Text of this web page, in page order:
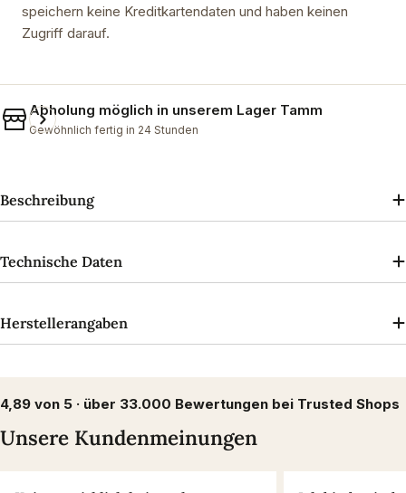
speichern keine Kreditkartendaten und haben keinen
Zugriff darauf.
Abholung möglich in unserem Lager Tamm
Gewöhnlich fertig in 24 Stunden
Beschreibung
Technische Daten
Herstellerangaben
4,89 von 5 · über 33.000 Bewertungen bei Trusted Shops
Unsere Kundenmeinungen